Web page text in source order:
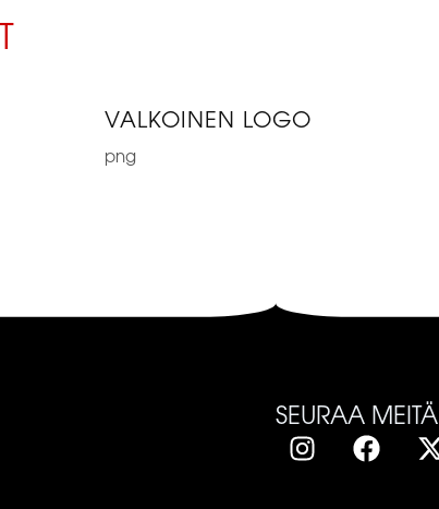
VALKOINEN LOGO
png
SEURAA MEITÄ